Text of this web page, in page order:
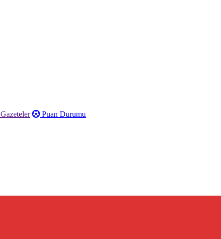
Gazeteler
Puan Durumu